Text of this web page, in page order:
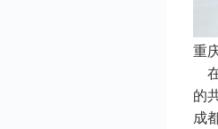
重
的
成